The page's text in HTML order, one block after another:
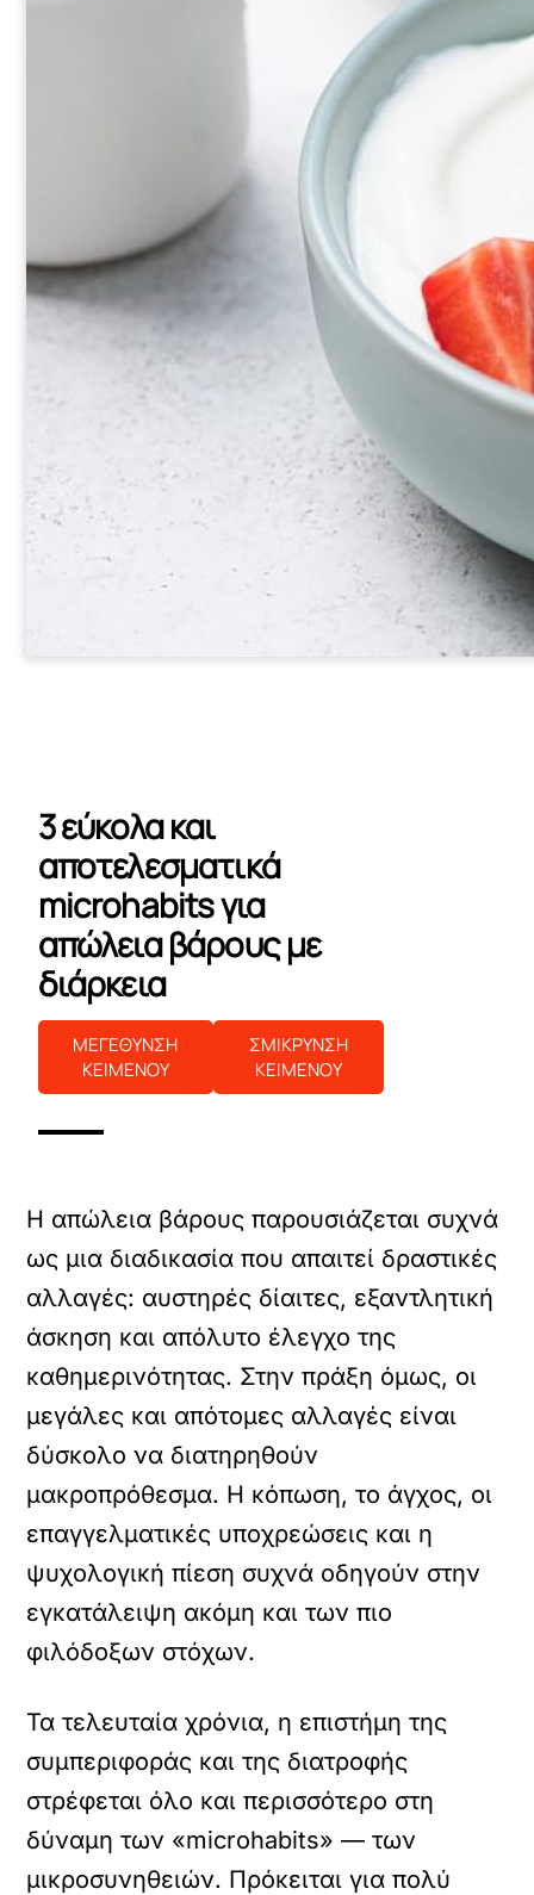
3 εύκολα και
αποτελεσματικά
microhabits για
απώλεια βάρους με
διάρκεια
ΜΕΓΕΘΥΝΣΗ
ΚΕΙΜΕΝΟΥ
ΣΜΙΚΡΥΝΣΗ
ΚΕΙΜΕΝΟΥ
Η απώλεια βάρους παρουσιάζεται συχνά
ως μια διαδικασία που απαιτεί δραστικές
αλλαγές: αυστηρές δίαιτες, εξαντλητική
άσκηση και απόλυτο έλεγχο της
καθημερινότητας. Στην πράξη όμως, οι
μεγάλες και απότομες αλλαγές είναι
δύσκολο να διατηρηθούν
μακροπρόθεσμα. Η κόπωση, το άγχος, οι
επαγγελματικές υποχρεώσεις και η
ψυχολογική πίεση συχνά οδηγούν στην
εγκατάλειψη ακόμη και των πιο
φιλόδοξων στόχων.
Τα τελευταία χρόνια, η επιστήμη της
συμπεριφοράς και της διατροφής
στρέφεται όλο και περισσότερο στη
δύναμη των «microhabits» — των
μικροσυνηθειών. Πρόκειται για πολύ